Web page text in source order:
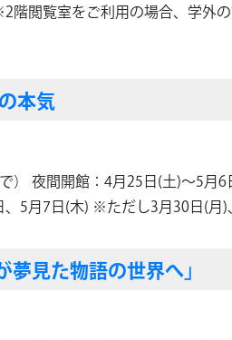
階閲覧室をご利用の場合、学外
本気
） 夜間開館：4月25日(土)～5月
、5月7日(木) ※ただし3月30日(
夢見た物語の世界へ」